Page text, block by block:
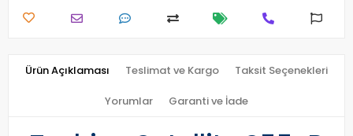
Ürün Açıklaması Teslimat ve Kargo Taksit Seçenekleri
Yorumlar Garanti ve İade